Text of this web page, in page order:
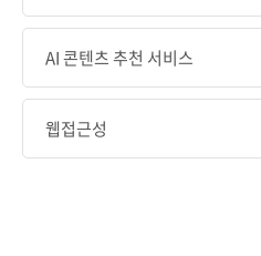
AI 콘텐츠 추천 서비스
웹접근성